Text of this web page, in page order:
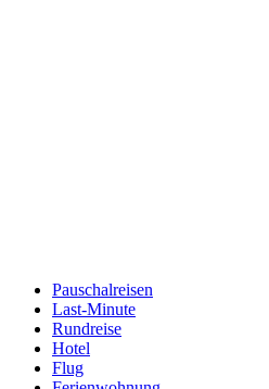
Pauschalreisen
Last-Minute
Rundreise
Hotel
Flug